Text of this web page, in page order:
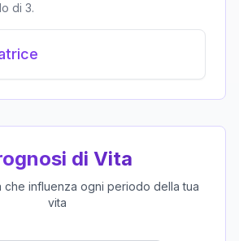
di 3.
di Vita
influenza ogni periodo della tua
vita